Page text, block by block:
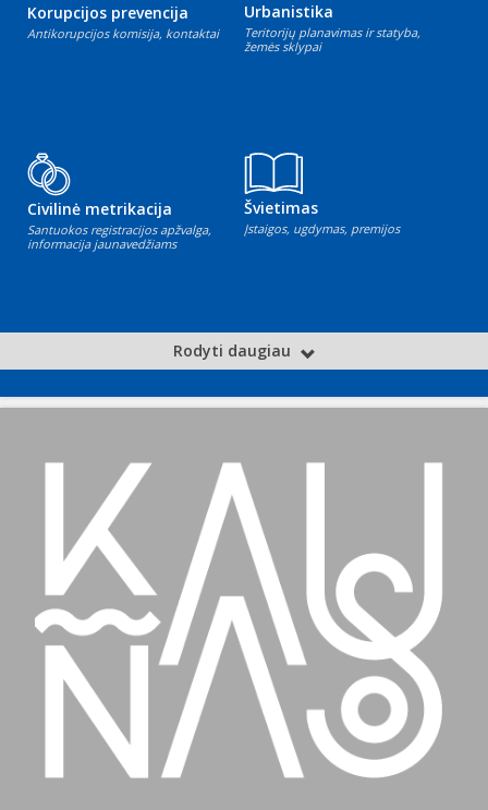
Korupcijos prevencija
Antikorupcijos komisija, kontaktai
Urbanistika
Teritorijų planavimas ir statyba,
žemės sklypai
Civilinė metrikacija
Santuokos registracijos apžvalga,
informacija jaunavedžiams
Švietimas
Įstaigos, ugdymas, premijos
Rodyti daugiau